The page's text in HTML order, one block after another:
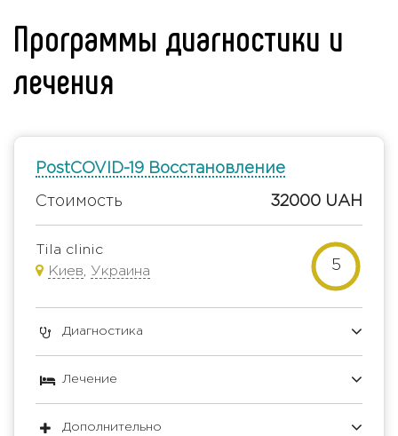
Программы диагностики и
лечения
PostCOVID-19 Восстановление
Стоимость 32000 UAH
Tila clinic
Киев
Украина 5
Диагностика
Лечение
Дополнительно